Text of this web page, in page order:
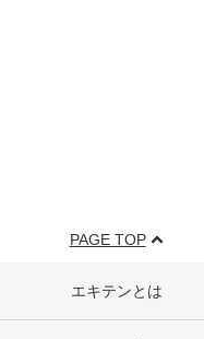
PAGE TOP
エキテンとは